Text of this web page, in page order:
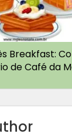
Breakfast:
de Café da